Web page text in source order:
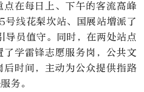
点在每日上、下午的客流高峰
号线花梨坎站、国展站增派了
导员值守。同时，在两处站点
了学雷锋志愿服务岗，公共文
后时间，主动为公众提供指路
务。